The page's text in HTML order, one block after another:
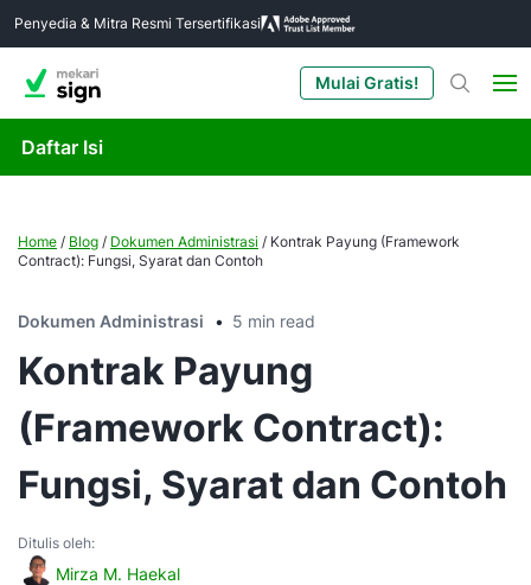
Penyedia & Mitra Resmi Tersertifikasi
Mulai Gratis!
Daftar Isi
Home / Blog / Dokumen Administrasi / Kontrak Payung (Framework
Contract): Fungsi, Syarat dan Contoh
Dokumen Administrasi 5 min read
Kontrak Payung
(Framework Contract):
Fungsi, Syarat dan Contoh
Ditulis oleh:
Mirza M. Haekal